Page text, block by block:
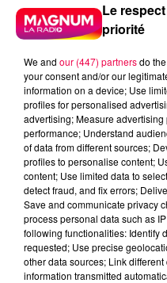
podcasts/2024/12/
Le
priorité
We and our (447) partnersdo
your consent and/or our
information on a device; Use
profiles for personalised
advertising; Measure
performance; Understand
of data from different sources;
profiles to personalise content;
content; Use limited data to
detect fraud, and fix errors;
Save and communicate privacy
process personal data such as
following functionalities: Identify
requested; Use precise
other data sources; Link
information transmitted